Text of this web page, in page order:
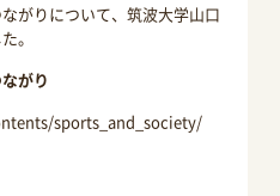
がりについて、筑波大学山口
。
がり
sports_and_society/